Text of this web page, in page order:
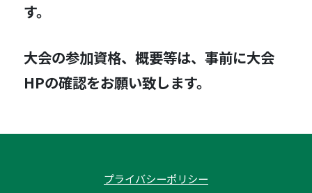
す。
大会の参加資格、概要等は、事前に大会
HPの確認をお願い致します。
プライバシーポリシー